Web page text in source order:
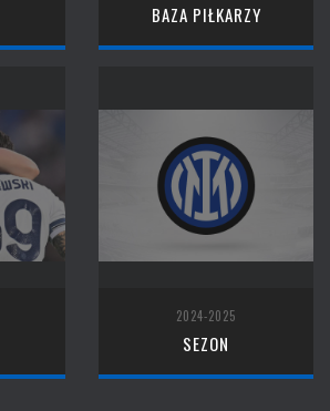
BAZA PIŁKARZY
2024-2025
SEZON